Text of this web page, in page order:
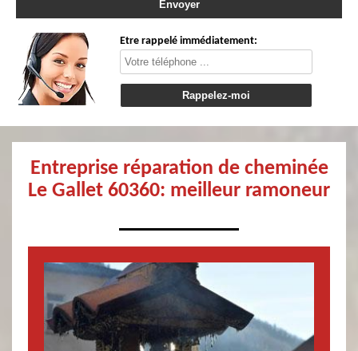
Etre rappelé immédiatement:
Entreprise réparation de cheminée
Le Gallet 60360: meilleur ramoneur